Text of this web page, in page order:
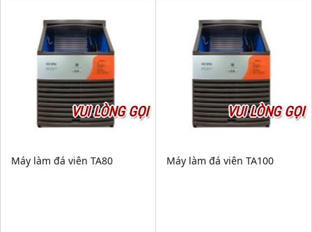
VUI LÒNG GỌI
Máy làm đá viên TA80
VUI LÒNG GỌI
Máy làm đá viên TA100